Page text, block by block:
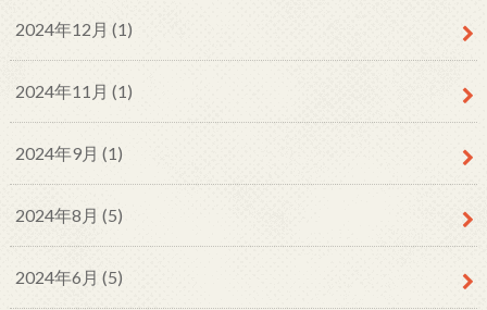
2024年12月 (1)
2024年11月 (1)
2024年9月 (1)
2024年8月 (5)
2024年6月 (5)